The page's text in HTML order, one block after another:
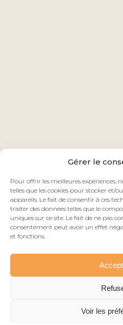
Gérer le
Pour offrir les meilleures expériences,
telles que les cookies pour stocker et/
appareils. Le fait de consentir à ces
traiter des données telles que le
uniques sur ce site. Le fait de ne pas
consentement peut avoir un effet
et fonctions.
Voir les